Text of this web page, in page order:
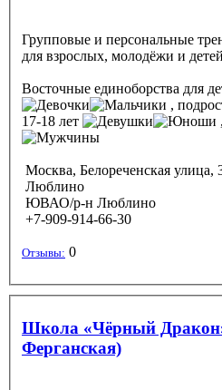
Групповые и персональные
для взрослых, молодёжи и
Восточные единоборства для
,
17-18 лет
Москва, Белореченская улица,
Люблино
ЮВАО/р-н Люблино
+7-909-914-66-30
Отзывы: 0
Школа «Чёрный
Ферганская)